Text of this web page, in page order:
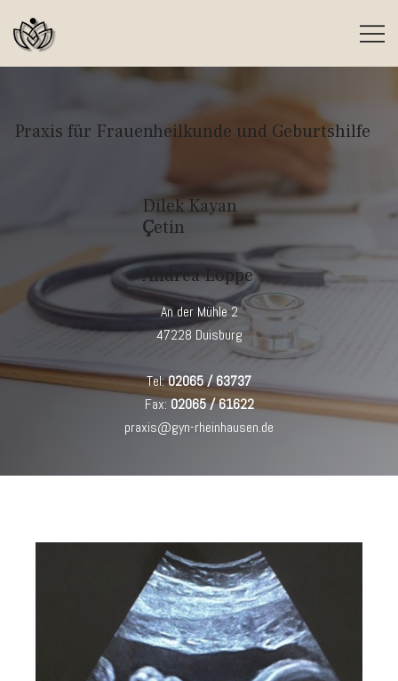
content
gyn
Praxis für Frauenheilkunde und Geburtshilfe
Dilek Kayan
Çetin
Andrea Loppe
An der Mühle 2
47228 Duisburg
Tel:02065 / 63737
Fax:02065 / 61622
praxis@gyn-rheinhausen.de